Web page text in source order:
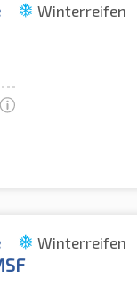
Winterreifen
Winterreifen